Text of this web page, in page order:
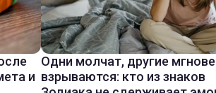
и
Одни молчат, другие
взрываются: кто из знаков